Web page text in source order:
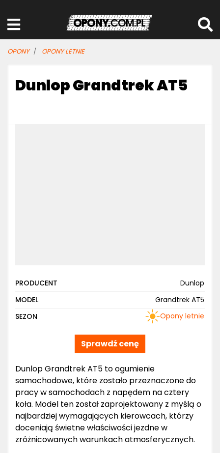
OPONY OPONY LETNIE
Dunlop Grandtrek AT5
PRODUCENT
Dunlop
MODEL
Grandtrek AT5
SEZON
Opony letnie
Sprawdź cenę
Dunlop Grandtrek AT5 to ogumienie
samochodowe, które zostało przeznaczone do
pracy w samochodach z napędem na cztery
koła. Model ten został zaprojektowany z myślą o
najbardziej wymagających kierowcach, którzy
doceniają świetne właściwości jezdne w
zróżnicowanych warunkach atmosferycznych.